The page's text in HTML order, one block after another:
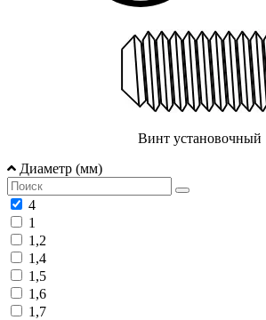
Винт установочный
Диаметр (мм)
4
1
1,2
1,4
1,5
1,6
1,7